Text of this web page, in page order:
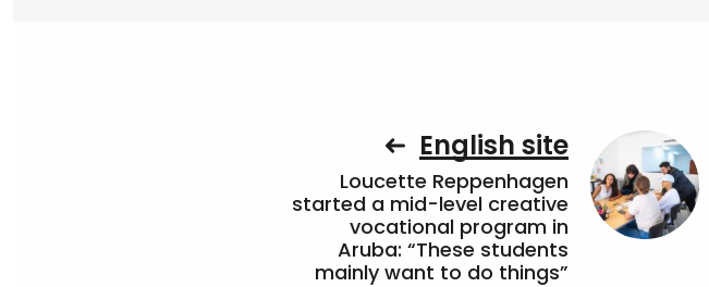
English site
Loucette Reppenhagen
started a mid-level creative
vocational program in
Aruba: “These students
mainly want to do things”